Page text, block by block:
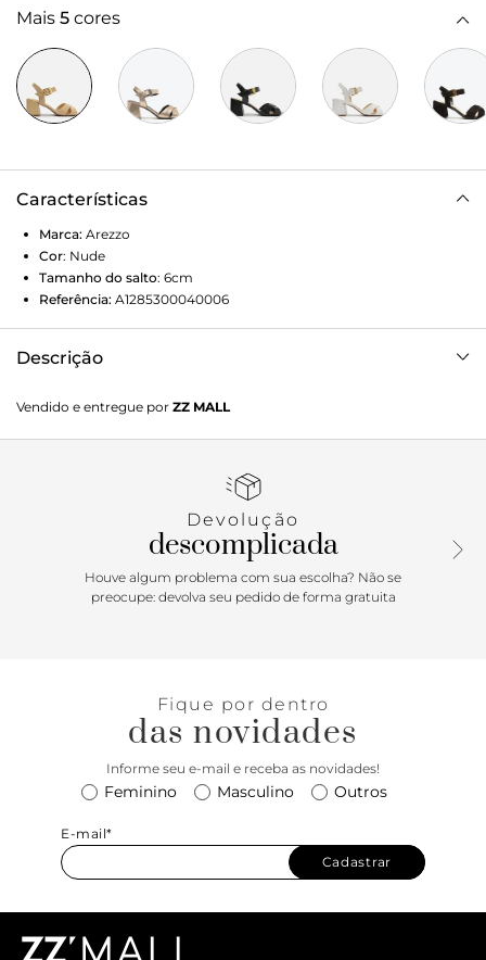
Mais 5 cores
Características
Marca: Arezzo
Cor: Nude
Tamanho do salto: 6cm
Referência: A1285300040006
Descrição
bico quadrado. Traz duas tiras largas cruzadas sobre os
dedos. Aberta, possui tira média no calcanhar e tira no
e gravação do nome da marca. A sandália exibe todo o pé.
Vendido e entregue por ZZ MALL
Devolução
descomplicada
Houve algum problema com sua escolha? Não se
preocupe: devolva seu pedido de forma gratuita
Fique por dentro
das novidades
Informe seu e-mail e receba as novidades!
Feminino Masculino Outros
E-mail*
Cadastrar